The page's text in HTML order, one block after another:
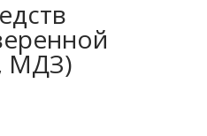
МДЗ)